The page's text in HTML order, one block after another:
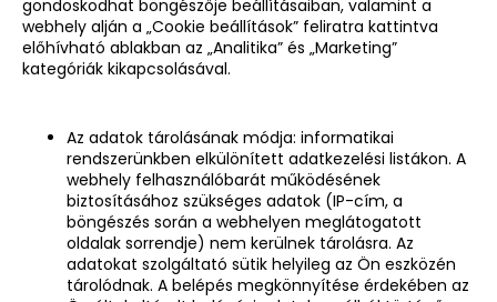
gondoskodhat böngészője beállításaiban, valamint a
webhely alján a „Cookie beállítások” feliratra kattintva
előhívható ablakban az „Analitika” és „Marketing”
kategóriák kikapcsolásával.
Az adatok tárolásának módja: informatikai
rendszerünkben elkülönített adatkezelési listákon. A
webhely felhasználóbarát működésének
biztosításához szükséges adatok (IP-cím, a
böngészés során a webhelyen meglátogatott
oldalak sorrendje) nem kerülnek tárolásra. Az
adatokat szolgáltató sütik helyileg az Ön eszközén
tárolódnak. A belépés megkönnyítése érdekében az